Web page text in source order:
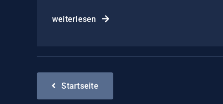
weiterlesen
Startseite